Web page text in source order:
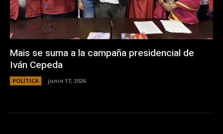
Mais se suma a la campaña presidencial de
Iván Cepeda
POLÍTICA junio 17, 2026